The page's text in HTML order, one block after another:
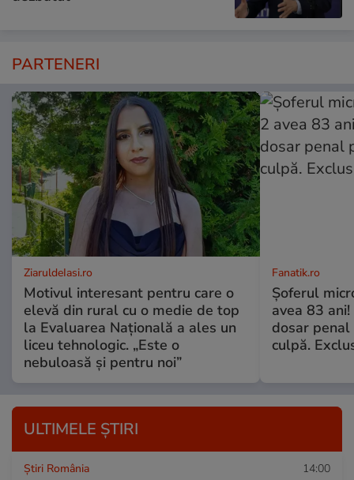
PARTENERI
ZiaruldeIasi.ro
Motivul interesant pentru care o
elevă din rural cu o medie de top
la Evaluarea Națională a ales un
liceu tehnologic. „Este o
nebuloasă și pentru noi”
Fanatik.ro
Șoferul
avea 83
dosar
culpă.
ULTIMELE ȘTIRI
Știri România 14:00